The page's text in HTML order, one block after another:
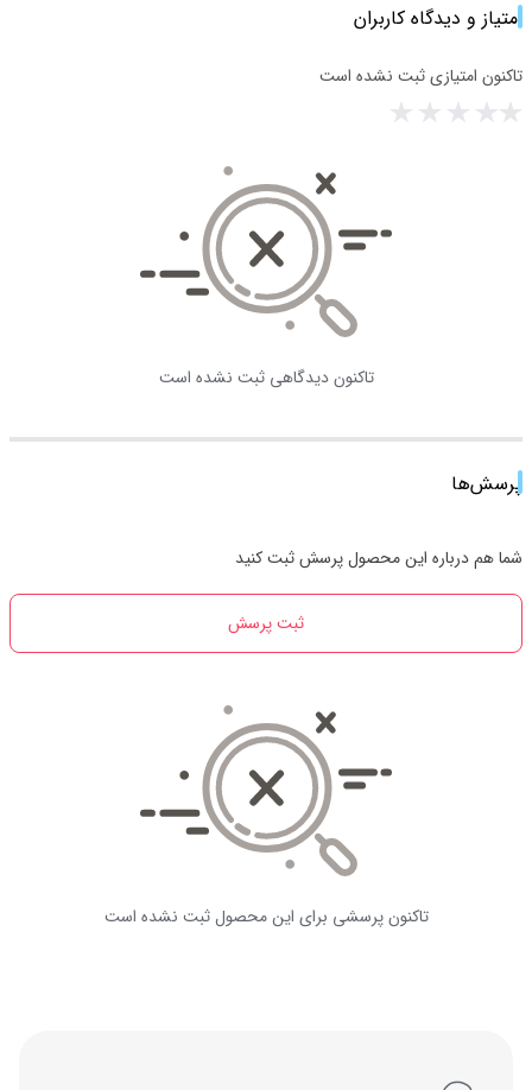
امتیاز و دیدگاه کاربران
تاکنون امتیازی ثبت نشده است
تاکنون دیدگاهی ثبت نشده است
پرسش‌ها
شما هم درباره این محصول پرسش ثبت کنید
ثبت پرسش
تاکنون پرسشی برای این محصول ثبت نشده است